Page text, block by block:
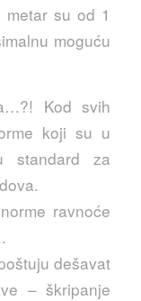
su od 1
moguću
Kod svih
koji su u
standard za
ravnoće
dešavat
– škripanje